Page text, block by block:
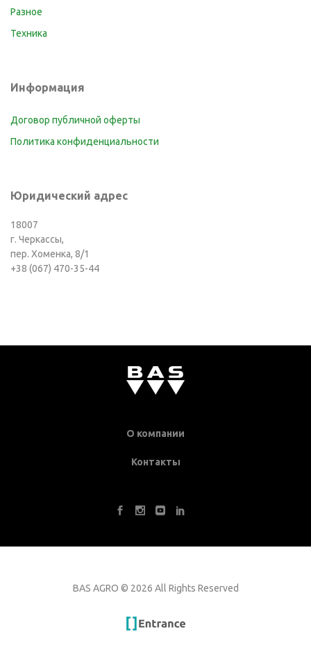
Разное
Техника
Информация
Договор публичной оферты
Политика конфиденциальности
Юридический адрес
18007
г. Черкассы,
пер. Хоменка, 8/1
+38 (067) 470-35-44
О компании
Контакты
BAS AGRO © 2026 All Rights Reserved